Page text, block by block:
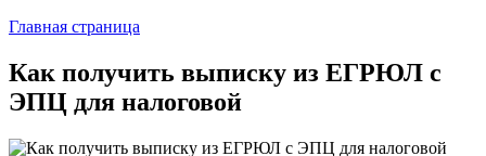
Главная страница
Как получить выписку из ЕГРЮЛ с
ЭПЦ для налоговой